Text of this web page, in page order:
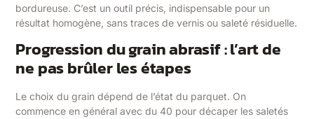
bordureuse. C’est un outil précis, indispensable pour un
résultat homogène, sans traces de vernis ou saleté résiduelle.
Progression du grain abrasif : l’art de
ne pas brûler les étapes
Le choix du grain dépend de l’état du parquet. On
commence en général avec du 40 pour décaper les saletés